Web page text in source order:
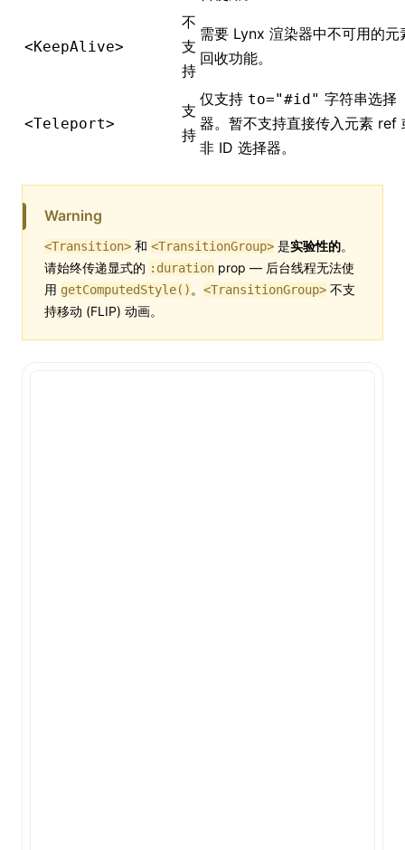
<KeepAlive>
不
支
持
需要 Lynx 渲染器中不可用的元
回收功能。
<Teleport>
支
持
仅支持 to="#id" 字符串选择
器。暂不支持直接传入元素 ref
非 ID 选择器。
Warning
<Transition> 和 <TransitionGroup> 是实验性的。
请始终传递显式的 :duration prop — 后台线程无法使
用 getComputedStyle()。 <TransitionGroup> 不支
持移动 (FLIP) 动画。